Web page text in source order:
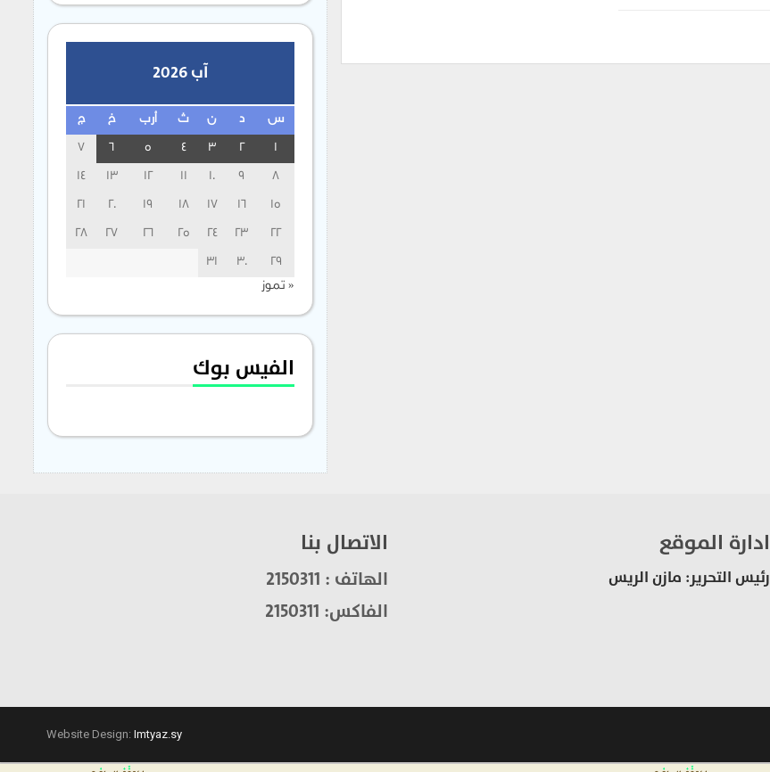
آب 2026
س د ن ث أرب خ ج
1
2
3
4
5
6
7
8
9
10
11
12
13
14
15
16
17
18
19
20
21
22
23
24
25
26
27
28
29
30
31
« تموز
الفيس بوك
ادارة الموقع
رئيس التحرير: مازن الريس
الاتصال بنا
الهاتف : 2150311
الفاكس: 2150311
Website Design: Imtyaz.sy